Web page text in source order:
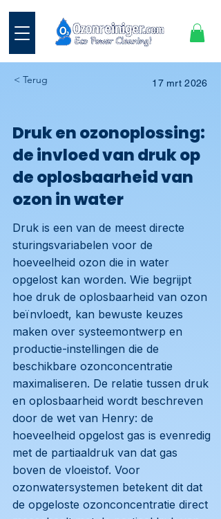
< Terug 17 mrt 2026
Druk en ozonoplossing:
de invloed van druk op
de oplosbaarheid van
ozon in water
Druk is een van de meest directe
sturingsvariabelen voor de
hoeveelheid ozon die in water
opgelost kan worden. Wie begrijpt
hoe druk de oplosbaarheid van ozon
beïnvloedt, kan bewuste keuzes
maken over systeemontwerp en
productie-instellingen die de
beschikbare ozonconcentratie
maximaliseren. De relatie tussen druk
en oplosbaarheid wordt beschreven
door de wet van Henry: de
hoeveelheid opgelost gas is evenredig
met de partiaaldruk van dat gas
boven de vloeistof. Voor
ozonwatersystemen betekent dit dat
de opgeloste ozonconcentratie direct